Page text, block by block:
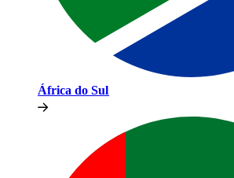
África do Sul​​